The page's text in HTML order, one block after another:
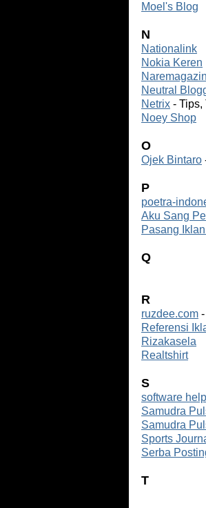
Moel's Blog
N
Nationalink
Nokia Keren
Neutral
Netrix - Tips,
Noey Shop
O
Ojek Bintaro
P
poetra-
Aku Sang
Pasang
Q
R
ruzdee.com
Referensi
Rizakasela
Realtshirt
S
software
Samudra
Samudra
Sports
Serba
T